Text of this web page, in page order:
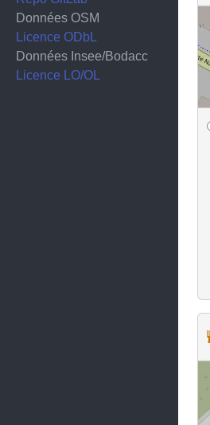
Erstein
Eschau
Fegersheim
Données OSM
Licence ODbL
Données Insee/Bodacc
Licence LO/OL